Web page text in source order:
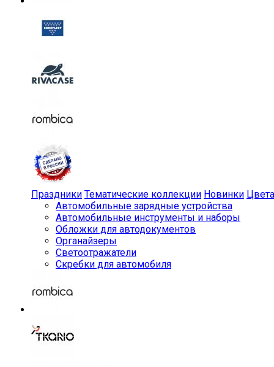
Праздники Тематические коллекции Новинки Цвета
Автомобильные зарядные устройства
Автомобильные инструменты и наборы
Обложки для автодокументов
Органайзеры
Светоотражатели
Скребки для автомобиля